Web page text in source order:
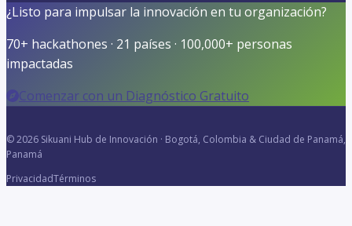
¿Listo para impulsar la innovación en tu organización?
70+ hackathones · 21 países · 100,000+ personas
impactadas
Comenzar con un Diagnóstico Gratuito
© 2026 Sikuani Hub de Innovación · Bogotá, Colombia & Ciudad de Panamá,
Panamá
PrivacidadTérminos